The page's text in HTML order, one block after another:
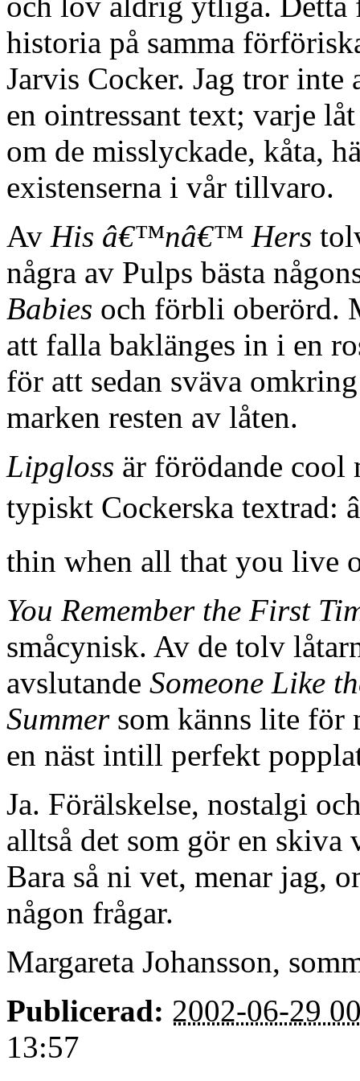
historia på samma
Jarvis Cocker. Jag tror inte
en ointressant text; varje
om de misslyckade, kåta,
existenserna i vår tillvaro.
Av His â€™nâ€™ Hers
några av Pulps bästa
Babies och förbli oberörd.
att falla baklänges in i en
för att sedan sväva
marken resten av låten.
Lipgloss är förödande cool
typiskt Cockerska textrad:
thin when all that you live
You Remember the First
småcynisk. Av de tolv
avslutande Someone Like
Summersom känns lite för
en näst intill perfekt
Ja. Förälskelse, nostalgi
alltså det som gör en
Bara så ni vet, menar jag,
någon frågar.
Margareta Johansson,
Publicerad: 2002-06-29
13:57